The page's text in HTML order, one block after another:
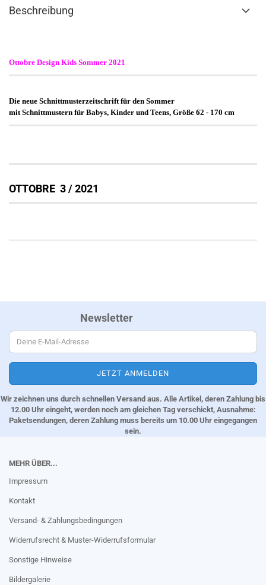
Beschreibung
Ottobre Design Kids Sommer 2021
Die neue Schnittmusterzeitschrift für den Sommer
mit Schnittmustern für Babys, Kinder und Teens, Größe 62 - 170 cm
OTTOBRE 3 / 2021
Newsletter
Wir zeichnen uns durch schnellen Versand aus. Alle Artikel, deren Zahlung bis
12.00 Uhr eingeht, werden noch am gleichen Tag verschickt, Ausnahme:
Paketsendungen, deren Zahlung muss bereits um 10.00 Uhr eingegangen
sein.
MEHR ÜBER...
Impressum
Kontakt
Versand- & Zahlungsbedingungen
Widerrufsrecht & Muster-Widerrufsformular
Sonstige Hinweise
Bildergalerie